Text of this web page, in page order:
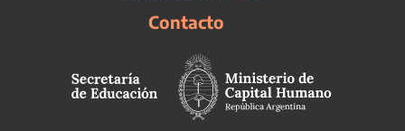
Contacto